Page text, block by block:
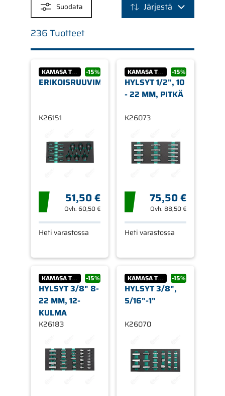
Suodata Järjestä
236 Tuotteet
KAMASA TOOLS -15%
ERIKOISRUUVIMEISSELIT
K26151
51,50 €
Ovh. 60,50 €
Heti varastossa
KAMASA TOOLS -15%
HYLSYT 1/2", 10
- 22 MM, PITKÄ
K26073
75,50 €
Ovh. 88,50 €
Heti varastossa
KAMASA TOOLS -15%
HYLSYT 3/8" 8-
22 MM, 12-
KULMA
K26183
KAMASA TOOLS -15%
HYLSYT 3/8",
5/16"-1"
K26070